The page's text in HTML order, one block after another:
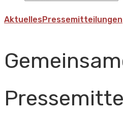
AktuellesPressemitteilungen